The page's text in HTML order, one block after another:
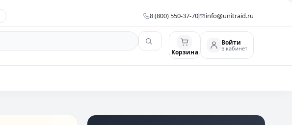
8 (800) 550-37-70 info@unitraid.ru
Корзина
Войти
в кабинет